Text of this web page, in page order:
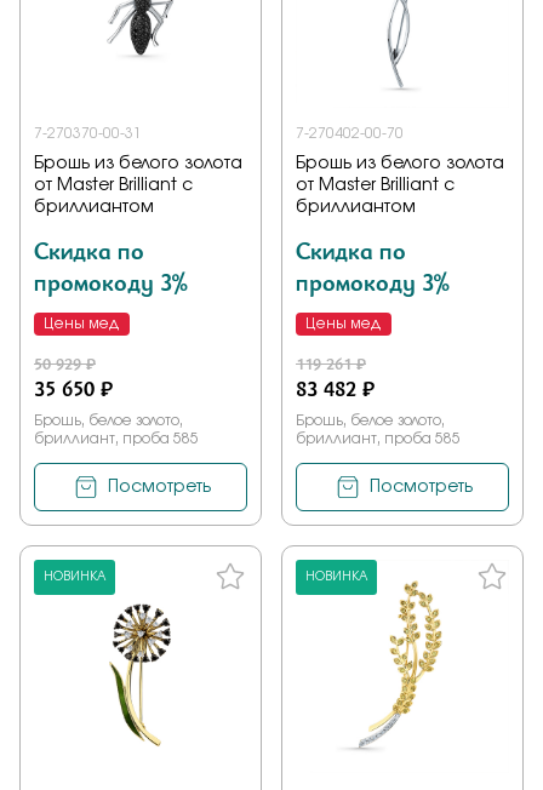
7-270370-00-31
Брошь из белого золота
от Master Brilliant с
бриллиантом
Скидка по
промокоду 3%
Цены мед
50 929 ₽
35 650 ₽
Брошь, белое золото,
бриллиант, проба 585
Посмотреть
7-270402-00-70
Брошь из белого золота
от Master Brilliant с
бриллиантом
Скидка по
промокоду 3%
Цены мед
119 261 ₽
83 482 ₽
Брошь, белое золото,
бриллиант, проба 585
Посмотреть
НОВИНКА НОВИНКА
Заказать
Подтверждаю, что я ознакомлен и согласен с условиями
политики конфиденциальности
Отправить